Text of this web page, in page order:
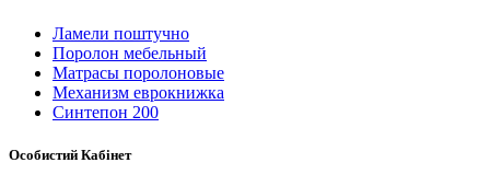
Ламели поштучно
Поролон мебельный
Матрасы поролоновые
Механизм еврокнижка
Синтепон 200
Особистий Кабінет